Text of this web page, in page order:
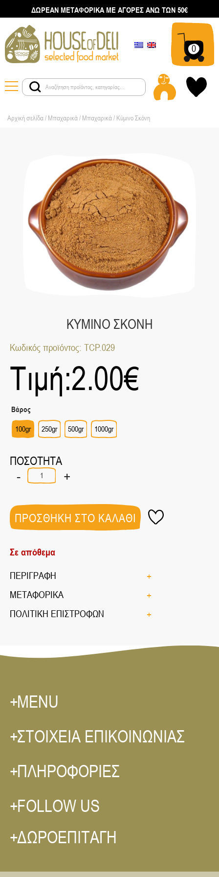
ΔΩΡΕΑΝ ΜΕΤΑΦΟΡΙΚΑ ΜΕ ΑΓΟΡΕΣ ΑΝΩ ΤΩΝ 50€
0
Αρχική σελίδα/ Μπαχαρικά/ Μπαχαρικά/ Κύμινο Σκόνη
ΚΥΜΙΝΟ ΣΚΟΝΗ
Κωδικός προϊόντος: TCP.029
Τιμή:2.00€
Βάρος
100gr 250gr 500gr 1000gr
ΠΟΣΟΤΗΤΑ
-
Κύμινο
Σκόνη
+
ΠΡΟΣΘΗΚΗ ΣΤΟ ΚΑΛΑΘΙ
Σε απόθεμα
ΠΕΡΙΓΡΑΦΗ
ΜΕΤΑΦΟΡΙΚΑ
ΠΟΛΙΤΙΚΗ ΕΠΙΣΤΡΟΦΩΝ
MENU
ΣΤΟΙΧΕΙΑ ΕΠΙΚΟΙΝΩΝΙΑΣ
ΠΛΗΡΟΦΟΡΙΕΣ
FOLLOW US
ΔΩΡΟΕΠΙΤΑΓΗ